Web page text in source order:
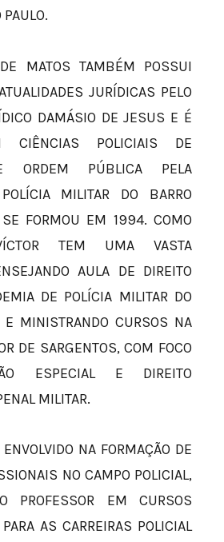
MATOS TAMBÉM POSSUI
JURÍDICAS PELO
DAMÁSIO DE JESUS E É
CIÊNCIAS POLICIAIS DE
ORDEM PÚBLICA PELA
MILITAR DO BARRO
FORMOU EM 1994. COMO
TEM UMA VASTA
AULA DE DIREITO
DE POLÍCIA MILITAR DO
E MINISTRANDO CURSOS NA
DE SARGENTOS, COM FOCO
ESPECIAL E DIREITO
MILITAR.
NA FORMAÇÃO DE
NO CAMPO POLICIAL,
PROFESSOR EM CURSOS
PARA AS CARREIRAS POLICIAL